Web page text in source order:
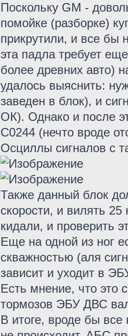
Поскольку GM -
помойке (разборке)
прикрутили, и все бы
эта падла требует
более древних авто)
удалось выяснить:
заведен в блок), и
ОК). Однако и после
С0244 (нечто вроде
Осциллы сигналов с
Также данный блок
скорости, и вилять 25
кидали, и проверить
Еще на одной из ног
скважностью (аля
зависит и уходит в
Есть мнение, что
тормозов ЭБУ ДВС
В итоге, вроде бы